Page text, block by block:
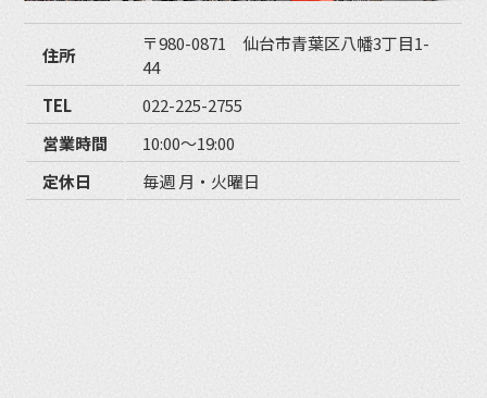
住所
〒980-0871 仙台市青葉区八幡3丁目1-
44
TEL
022-225-2755
営業時間
10:00〜19:00
定休日
毎週 月・火曜日